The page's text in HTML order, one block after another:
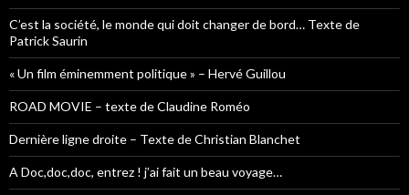
C’est la société, le monde qui doit changer de bord… Texte de
Patrick Saurin
« Un film éminemment politique » – Hervé Guillou
ROAD MOVIE – texte de Claudine Roméo
Dernière ligne droite – Texte de Christian Blanchet
A Doc,doc,doc, entrez ! j’ai fait un beau voyage…